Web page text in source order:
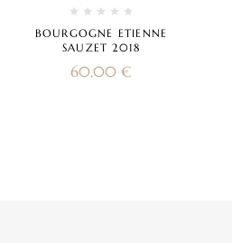
BOURGOGNE ETIENNE
SAUZET 2018
60,00 €